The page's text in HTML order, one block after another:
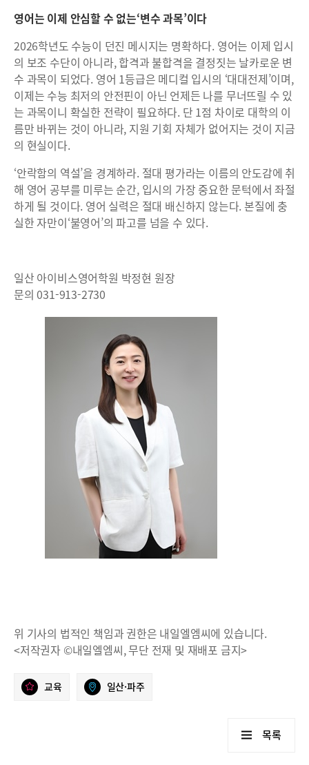
영어는 이제 안심할 수 없는‘변수 과목’이다
2026학년도 수능이 던진 메시지는 명확하다. 영어는 이제 입시
의 보조 수단이 아니라, 합격과 불합격을 결정짓는 날카로운 변
수 과목이 되었다. 영어 1등급은 메디컬 입시의 ‘대대전제’이며,
이제는 수능 최저의 안전핀이 아닌 언제든 나를 무너뜨릴 수 있
는 과목이니 확실한 전략이 필요하다. 단 1점 차이로 대학의 이
름만 바뀌는 것이 아니라, 지원 기회 자체가 없어지는 것이 지금
의 현실이다.
‘안락함의 역설’을 경계하라. 절대 평가라는 이름의 안도감에 취
해 영어 공부를 미루는 순간, 입시의 가장 중요한 문턱에서 좌절
하게 될 것이다. 영어 실력은 절대 배신하지 않는다. 본질에 충
실한 자만이‘불영어’의 파고를 넘을 수 있다.
일산 아이비스영어학원 박정현 원장
문의 031-913-2730
위 기사의 법적인 책임과 권한은 내일엘엠씨에 있습니다.
<저작권자 ©내일엘엠씨, 무단 전재 및 재배포 금지>
교육 일산·파주
목록